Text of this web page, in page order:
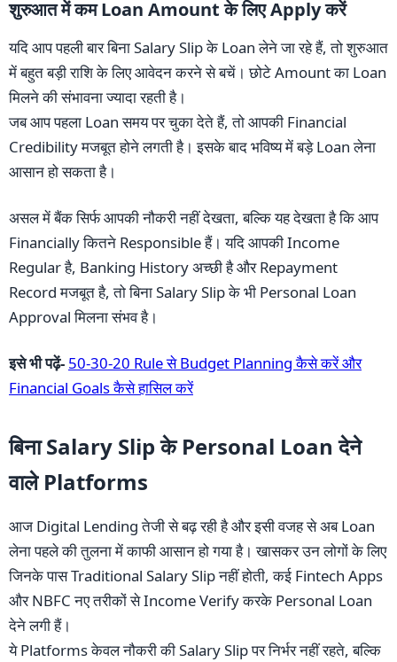
शुरुआत में कम Loan Amount के लिए Apply करें
यदि आप पहली बार बिना Salary Slip के Loan लेने जा रहे हैं, तो शुरुआत
में बहुत बड़ी राशि के लिए आवेदन करने से बचें। छोटे Amount का Loan
मिलने की संभावना ज्यादा रहती है।
जब आप पहला Loan समय पर चुका देते हैं, तो आपकी Financial
Credibility मजबूत होने लगती है। इसके बाद भविष्य में बड़े Loan लेना
आसान हो सकता है।
असल में बैंक सिर्फ आपकी नौकरी नहीं देखता, बल्कि यह देखता है कि आप
Financially कितने Responsible हैं। यदि आपकी Income
Regular है, Banking History अच्छी है और Repayment
Record मजबूत है, तो बिना Salary Slip के भी Personal Loan
Approval मिलना संभव है।
इसे भी पढ़ें- 50-30-20 Rule से Budget Planning कैसे करें और
Financial Goals कैसे हासिल करें
बिना Salary Slip के Personal Loan देने
वाले Platforms
आज Digital Lending तेजी से बढ़ रही है और इसी वजह से अब Loan
लेना पहले की तुलना में काफी आसान हो गया है। खासकर उन लोगों के लिए
जिनके पास Traditional Salary Slip नहीं होती, कई Fintech Apps
और NBFC नए तरीकों से Income Verify करके Personal Loan
देने लगी हैं।
ये Platforms केवल नौकरी की Salary Slip पर निर्भर नहीं रहते, बल्कि